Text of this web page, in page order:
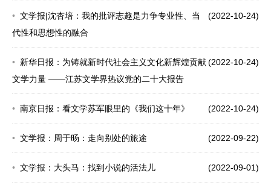
(2022-10-24)
文学报|沈杏培：我的批评志趣是力争专业性、当
代性和思想性的融合
(2022-10-24)
新华日报：为铸就新时代社会主义文化新辉煌贡献
文学力量 ——江苏文学界热议党的二十大报告
(2022-10-24)
南京日报：看文学苏军眼里的《我们这十年》
(2022-09-22)
文学报：周于旸：走向别处的旅途
(2022-09-01)
文学报：大头马：找到小说的活法儿